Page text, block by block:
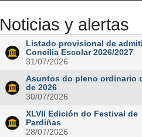
Noticias y alertas
Listado provisional de
Concilia Escolar 2026/2027
31/07/2026
Asuntos do pleno ordinario
de 2026
30/07/2026
XLVII Edición do Festival de
Pardiñas
28/07/2026